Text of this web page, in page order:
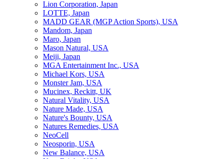
Lion Corporation, Japan
LOTTE, Japan
MADD GEAR (MGP Action Sports), USA
Mandom, Japan
Maro, Japan
Mason Natural, USA
Meiji, Japan
MGA Entertainment Inc., USA
Michael Kors, USA
Monster Jam, USA
Mucinex, Reckitt, UK
Natural Vitality, USA
Nature Made, USA
Nature's Bounty, USA
Natures Remedies, USA
NeoCell
Neosporin, USA
New Balance, USA